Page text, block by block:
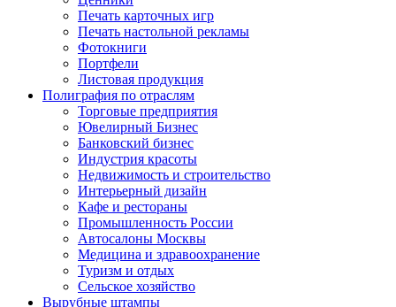
Печать карточных игр
Печать настольной рекламы
Фотокниги
Портфели
Листовая продукция
Полиграфия по отраслям
Торговые предприятия
Ювелирный Бизнес
Банковский бизнес
Индустрия красоты
Недвижимость и строительство
Интерьерный дизайн
Кафе и рестораны
Промышленность России
Автосалоны Москвы
Медицина и здравоохранение
Туризм и отдых
Сельское хозяйство
Вырубные штампы